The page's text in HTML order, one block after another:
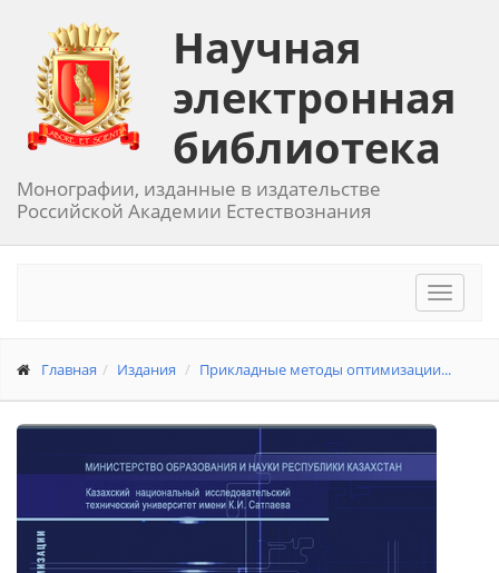
Научная
электронная
библиотека
Монографии, изданные в издательстве
Российской Академии Естествознания
Toggle
Главная Издания Прикладные методы оптимизации...